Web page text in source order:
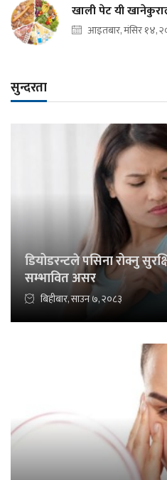
खाली पेट यी
आइतबार, मंसिर १४,
सुन्दरता
डियोडरन्टले पसिना रोक्नु
सम्भावित असर
बिहीबार, साउन ७, २०८३